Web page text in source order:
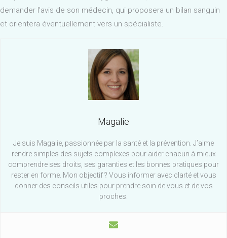
demander l’avis de son médecin, qui proposera un bilan sanguin
et orientera éventuellement vers un spécialiste.
Magalie
Je suis Magalie, passionnée par la santé et la prévention. J’aime
rendre simples des sujets complexes pour aider chacun à mieux
comprendre ses droits, ses garanties et les bonnes pratiques pour
rester en forme. Mon objectif ? Vous informer avec clarté et vous
donner des conseils utiles pour prendre soin de vous et de vos
proches.